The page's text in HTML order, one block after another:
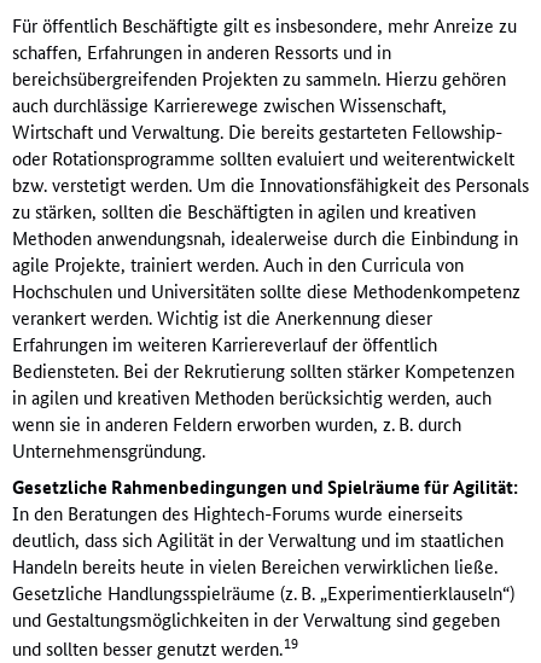
Für öffentlich Beschäftigte gilt es insbesondere, mehr Anreize zu
schaffen, Erfahrungen in anderen Ressorts und in
bereichsübergreifenden Projekten zu sammeln. Hierzu gehören
auch durchlässige Karrierewege zwischen Wissenschaft,
Wirtschaft und Verwaltung. Die bereits gestarteten Fellowship-
oder Rotationsprogramme sollten evaluiert und weiterentwickelt
bzw. verstetigt werden. Um die Innovationsfähigkeit des Personals
zu stärken, sollten die Beschäftigten in agilen und kreativen
Methoden anwendungsnah, idealerweise durch die Einbindung in
agile Projekte, trainiert werden. Auch in den Curricula von
Hochschulen und Universitäten sollte diese Methodenkompetenz
verankert werden. Wichtig ist die Anerkennung dieser
Erfahrungen im weiteren Karriereverlauf der öffentlich
Bediensteten. Bei der Rekrutierung sollten stärker Kompetenzen
in agilen und kreativen Methoden berücksichtig werden, auch
wenn sie in anderen Feldern erworben wurden, z. B. durch
Unternehmensgründung.
Gesetzliche Rahmenbedingungen und Spielräume für Agilität:
In den Beratungen des Hightech-Forums wurde einerseits
deutlich, dass sich Agilität in der Verwaltung und im staatlichen
Handeln bereits heute in vielen Bereichen verwirklichen ließe.
Gesetzliche Handlungsspielräume (z. B. „Experimentierklauseln“)
und Gestaltungsmöglichkeiten in der Verwaltung sind gegeben
und sollten besser genutzt werden.19